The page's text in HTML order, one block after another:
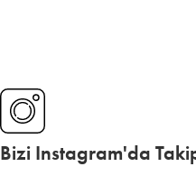
Bizi Instagram'da